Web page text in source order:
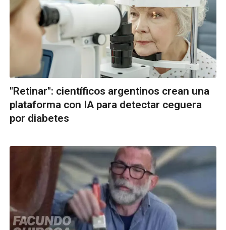
"Retinar": científicos argentinos crean una
plataforma con IA para detectar ceguera
por diabetes